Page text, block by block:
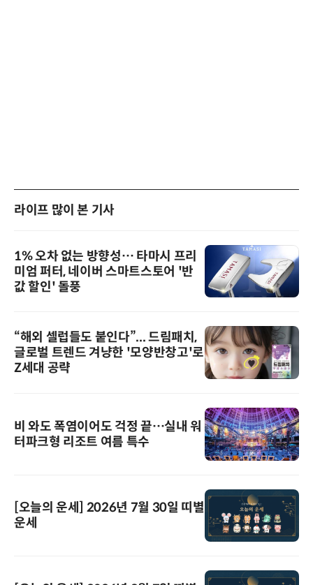
라이프 많이 본 기사
1% 오차 없는 방향성… 타마시 프리
미엄 퍼터, 네이버 스마트스토어 '반
값 할인' 돌풍
“해외 셀럽들도 붙인다”... 드림패치,
글로벌 트렌드 겨냥한 '모양반창고'로
Z세대 공략
비 와도 폭염이어도 걱정 끝…실내 워
터파크형 리조트 여름 특수
[오늘의 운세] 2026년 7월 30일 띠별
운세